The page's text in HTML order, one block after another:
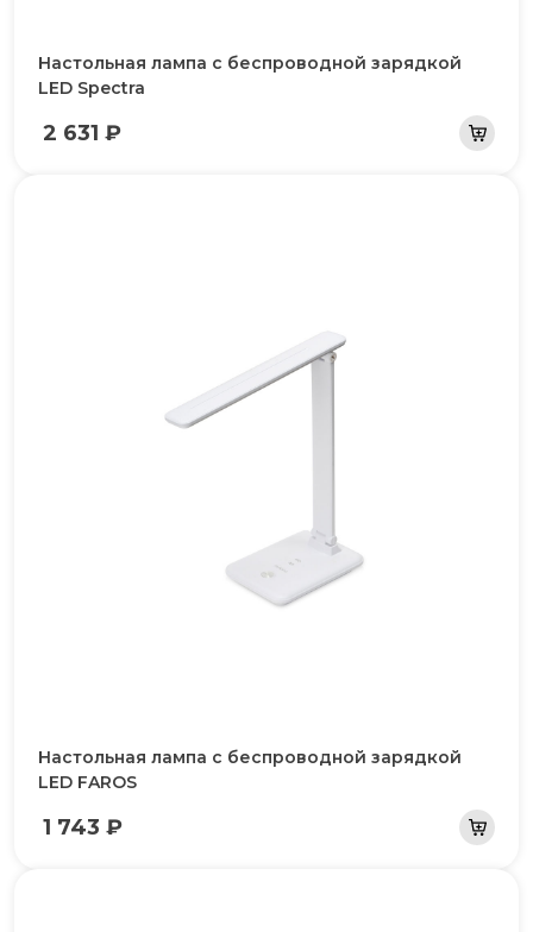
Настольная лампа с беспроводной зарядкой
LED Spectra
2 631 ₽
Настольная лампа с беспроводной зарядкой
LED FAROS
1 743 ₽